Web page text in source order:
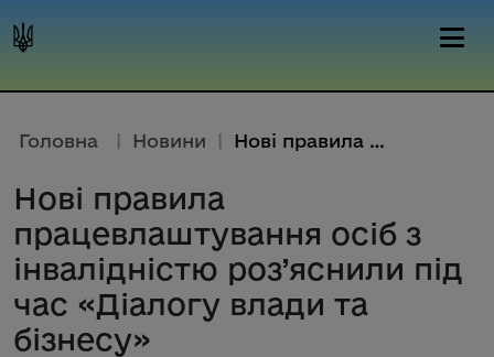
Головна | Новини | Нові правила працевлаштування ...
Нові правила
працевлаштування осіб з
інвалідністю роз’яснили під
час «Діалогу влади та
бізнесу»